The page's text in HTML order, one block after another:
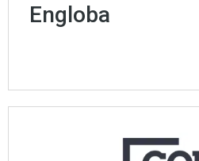
Engloba